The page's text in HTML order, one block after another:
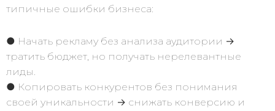
типичные ошибки бизнеса:
● Начать рекламу без анализа аудитории →
тратить бюджет, но получать нерелевантные
лиды.
● Копировать конкурентов без понимания
своей уникальности → снижать конверсию и